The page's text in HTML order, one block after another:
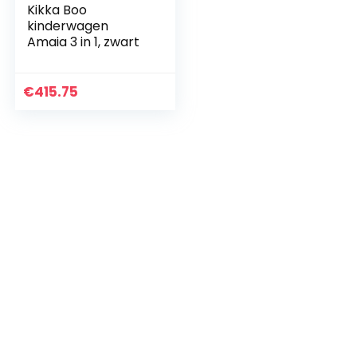
Kikka Boo
kinderwagen
Amaia 3 in 1, zwart
€415.75